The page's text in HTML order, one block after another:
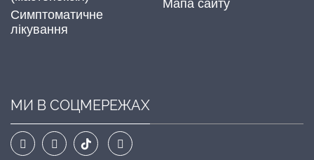
Симптоматичне
лікування
Мапа сайту
МИ В СОЦМЕРЕЖАХ